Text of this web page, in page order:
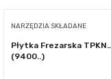
NARZĘDZIA SKŁADANE
Płytka Frezarska
(9400..)